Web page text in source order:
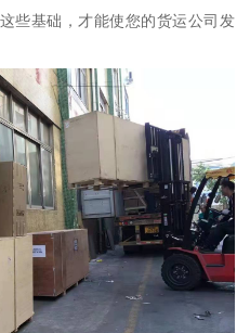
些基础，才能使您的货运公司发